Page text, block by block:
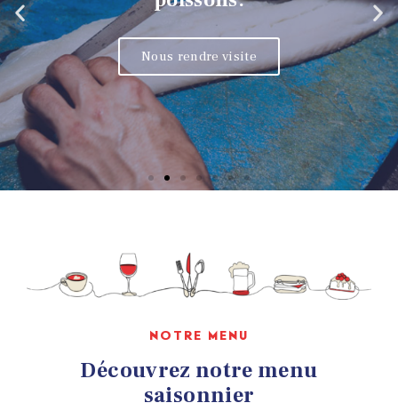
Nous rendre visite
NOTRE MENU
Découvrez notre menu
saisonnier